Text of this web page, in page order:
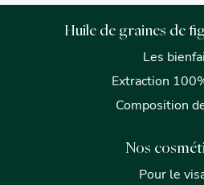
Huile de graines de
Les
Extraction
Composition
Nos
Pour le